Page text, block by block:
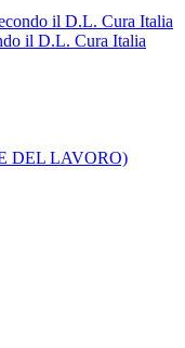
il D.L. Cura Italia
il D.L. Cura Italia
DEL LAVORO)